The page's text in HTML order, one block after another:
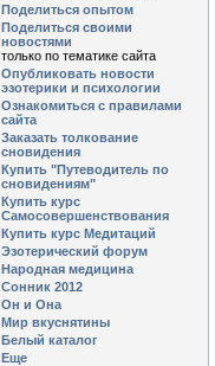
Поделиться опытом
Поделиться своими
новостями
только по тематике сайта
Опубликовать новости
эзотерики и психологии
Ознакомиться с правилами
сайта
Заказать толкование
сновидения
Купить "Путеводитель по
сновидениям"
Купить курс
Самосовершенствования
Купить курс Медитаций
Эзотерический форум
Народная медицина
Сонник 2012
Он и Она
Мир вкуснятины
Белый каталог
Еще